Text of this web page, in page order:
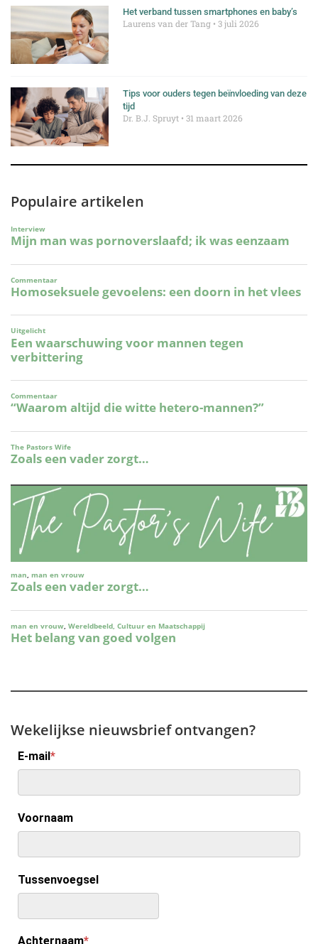
Het verband tussen smartphones en baby’s
Laurens van der Tang 3 juli 2026
Tips voor ouders tegen beïnvloeding van deze
tijd
Dr. B.J. Spruyt 31 maart 2026
Populaire artikelen
Wekelijkse nieuwsbrief ontvangen?